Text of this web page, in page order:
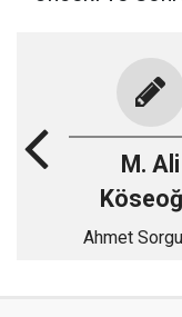
M. Ali
Ahmet